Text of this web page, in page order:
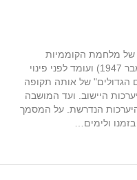
של מלחמת הקוממיות
(שהחלה עם החלטת האו"ם בכ"ט בנובמבר 1947) ועומד לפני פינוי
הגדולים" של אותה תקופה
היישוב. ועד המושבה
הנדרשת. על המסמך
ולימים…